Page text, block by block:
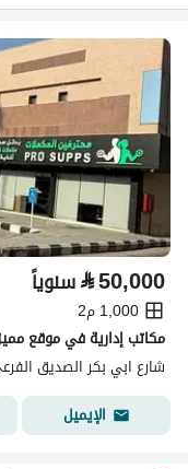
⃁50,000 سنوياً
1,000 م2
مكاتب إدارية في موقع مميز
شارع ابي بكر الصديق
الإيميل